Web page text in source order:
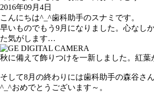
2016年09月4日
こんにちは^_^歯科助手のスナミです。
早いものでもう9月になりました。心なし
た気がします…
秋に備えて飾りつけを一新しました。紅葉
そして8月の終わりには歯科助手の森谷さ
^_^おめでとうございます～。